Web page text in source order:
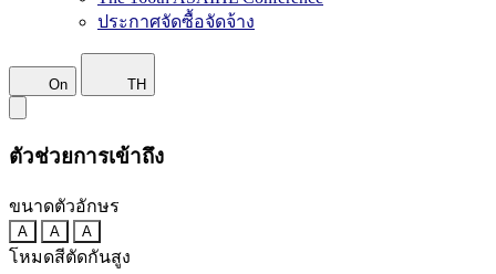
ประกาศจัดซื้อจัดจ้าง
On TH
ตัวช่วยการเข้าถึง
ขนาดตัวอักษร
A A A
โหมดสีตัดกันสูง